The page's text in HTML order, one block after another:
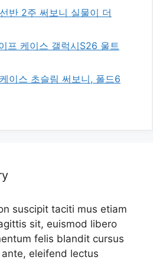
반 2주 써보니 실물이 더
프 케이스 갤럭시S26 울트
이스 초슬림 써보니, 폴드6
suscipit taciti mus etiam
sit, euismod libero
felis blandit cursus
eleifend lectus